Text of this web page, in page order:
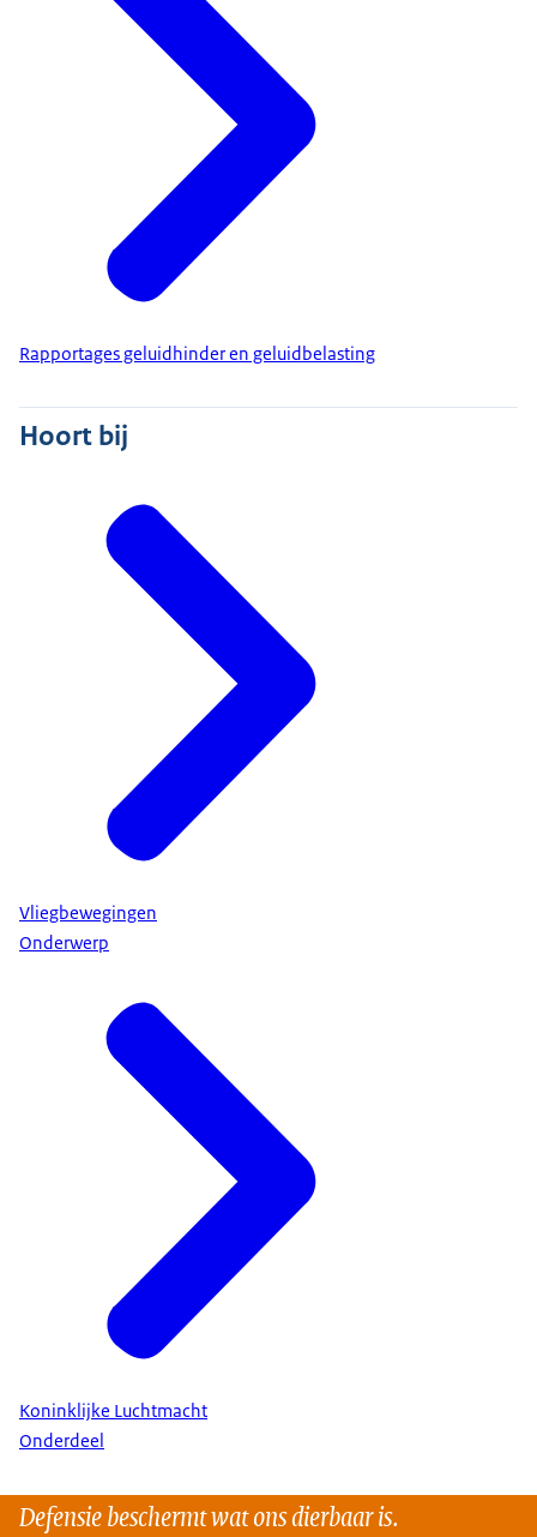
Rapportages geluidhinder en geluidbelasting
Hoort bij
Vliegbewegingen
Onderwerp
Koninklijke Luchtmacht
Onderdeel
Defensie beschermt wat ons dierbaar is.